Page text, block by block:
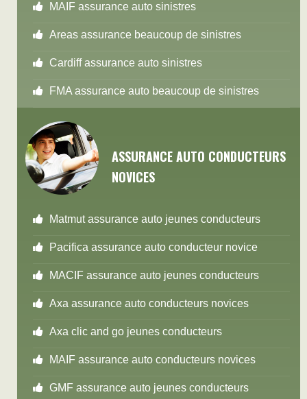
MAIF assurance auto sinistres
Areas assurance beaucoup de sinistres
Cardiff assurance auto sinistres
FMA assurance auto beaucoup de sinistres
ASSURANCE AUTO CONDUCTEURS
NOVICES
Matmut assurance auto jeunes conducteurs
Pacifica assurance auto conducteur novice
MACIF assurance auto jeunes conducteurs
Axa assurance auto conducteurs novices
Axa clic and go jeunes conducteurs
MAIF assurance auto conducteurs novices
GMF assurance auto jeunes conducteurs